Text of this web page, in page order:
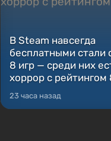
В Steam навсегда
бесплатными стали
8 игр — среди них
хоррор с рейтингом
23 часа назад